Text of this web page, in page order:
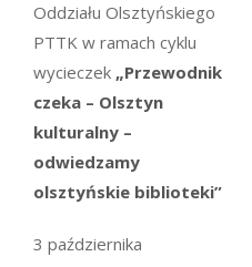
Oddziału Olsztyńskiego
PTTK w ramach cyklu
wycieczek „Przewodnik
czeka – Olsztyn
kulturalny –
odwiedzamy
olsztyńskie biblioteki”
3 października